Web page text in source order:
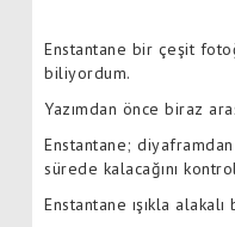
Enstantane bir çeşit
biliyordum.
Yazımdan önce biraz
Enstantane;
sürede kalacağını
Enstantane ışıkla alakalı